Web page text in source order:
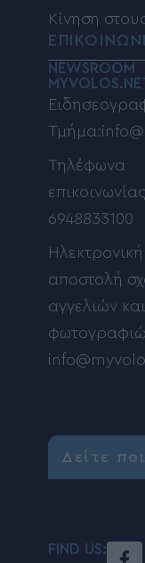
Κίνηση
NEWSROOM
Τηλέφωνα
6948833100
Ηλεκτρονική
αποστολή
αγγελιών και
Δείτε
FIND US: